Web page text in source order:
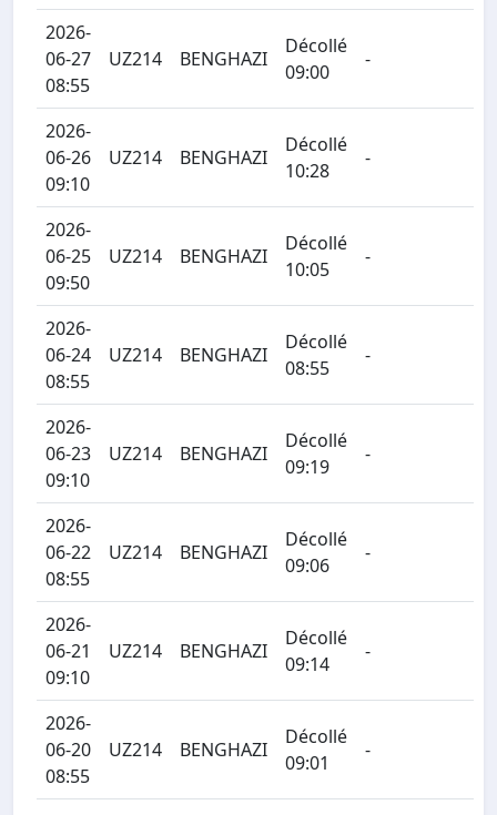
2026-
06-27
08:55
UZ214 BENGHAZI
Décollé
09:00
-
2026-
06-26
09:10
UZ214 BENGHAZI
Décollé
10:28
-
2026-
06-25
09:50
UZ214 BENGHAZI
Décollé
10:05
-
2026-
06-24
08:55
UZ214 BENGHAZI
Décollé
08:55
-
2026-
06-23
09:10
UZ214 BENGHAZI
Décollé
09:19
-
2026-
06-22
08:55
UZ214 BENGHAZI
Décollé
09:06
-
2026-
06-21
09:10
UZ214 BENGHAZI
Décollé
09:14
-
2026-
06-20
08:55
UZ214 BENGHAZI
Décollé
09:01
-